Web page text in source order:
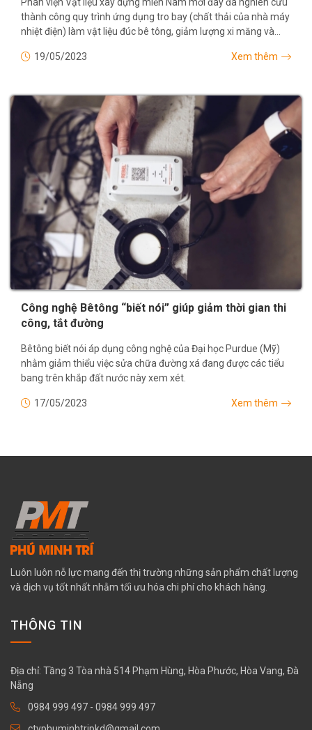
Phân viện Vật liệu xây dựng miền Nam mới đây đã nghiên cứu
thành công quy trình ứng dụng tro bay (chất thải của nhà máy
nhiệt điện) làm vật liệu đúc bê tông, giảm lượng xi măng và
19/05/2023
Xem thêm
Công nghệ Bêtông “biết nói” giúp giảm thời gian thi
công, tắt đường
Bêtông biết nói áp dụng công nghệ của Đại học Purdue (Mỹ)
nhằm giảm thiểu việc sửa chữa đường xá đang được các tiểu
bang trên khắp đất nước này xem xét.
17/05/2023 Xem thêm
Luôn luôn nỗ lực mang đến thị trường những sản phẩm chất lượng
và dịch vụ tốt nhất nhằm tối ưu hóa chi phí cho khách hàng.
THÔNG TIN
Địa chỉ: Tầng 3 Tòa nhà 514 Phạm Hùng, Hòa Phước, Hòa Vang, Đà
Nẵng
0984 999 497 - 0984 999 497